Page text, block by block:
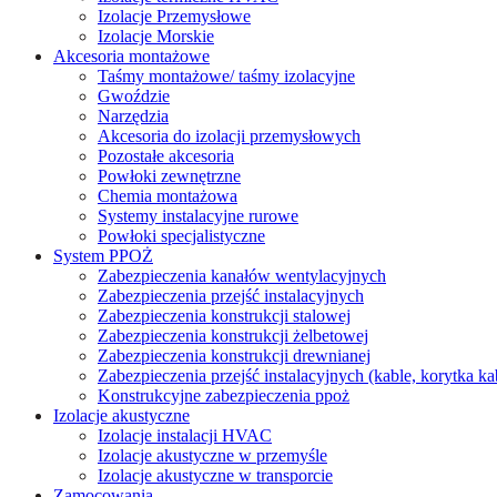
Izolacje Przemysłowe
Izolacje Morskie
Akcesoria montażowe
Taśmy montażowe/ taśmy izolacyjne
Gwoździe
Narzędzia
Akcesoria do izolacji przemysłowych
Pozostałe akcesoria
Powłoki zewnętrzne
Chemia montażowa
Systemy instalacyjne rurowe
Powłoki specjalistyczne
System PPOŻ
Zabezpieczenia kanałów wentylacyjnych
Zabezpieczenia przejść instalacyjnych
Zabezpieczenia konstrukcji stalowej
Zabezpieczenia konstrukcji żelbetowej
Zabezpieczenia konstrukcji drewnianej
Zabezpieczenia przejść instalacyjnych (kable, korytka
Konstrukcyjne zabezpieczenia ppoż
Izolacje akustyczne
Izolacje instalacji HVAC
Izolacje akustyczne w przemyśle
Izolacje akustyczne w transporcie